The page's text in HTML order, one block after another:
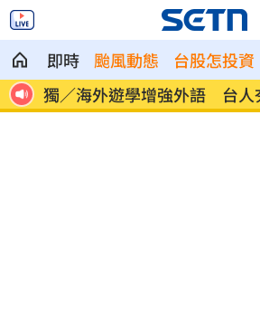
即時 颱風動態 台股怎投資
30
獨／海外遊學增強外語 台人
加